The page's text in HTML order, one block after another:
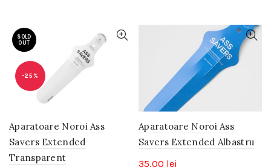
-25%
SOLD
OUT
Aparatoare Noroi Ass
Savers Extended
Transparent
Aparatoare Noroi Ass
Savers Extended Albastru
35,00 lei